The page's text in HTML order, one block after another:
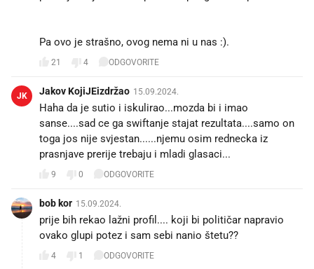
Pa ovo je strašno, ovog nema ni u nas :).
21 4 ODGOVORITE
JK Jakov KojiJEizdržao 15.09.2024.
Haha da je sutio i iskulirao...mozda bi i imao
sanse....sad ce ga swiftanje stajat rezultata....samo on
toga jos nije svjestan......njemu osim rednecka iz
prasnjave prerije trebaju i mladi glasaci...
9 0 ODGOVORITE
bob kor 15.09.2024.
prije bih rekao lažni profil.... koji bi političar napravio
ovako glupi potez i sam sebi nanio štetu??
4 1 ODGOVORITE